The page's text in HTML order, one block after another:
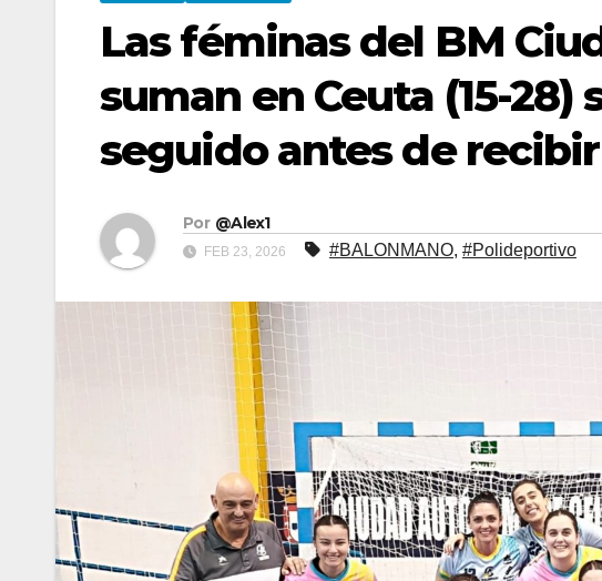
Las féminas del BM
suman en Ceuta (15-
seguido antes de
Por @Alex1
FEB 23, 2026 #BALONMANO, #Polideportivo